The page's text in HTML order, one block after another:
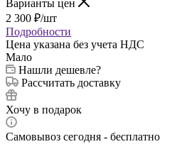
Варианты цен
2 300 ₽/шт
Подробности
Цена указана без учета НДС
Мало
Нашли дешевле?
Рассчитать доставку
Хочу в подарок
Самовывоз сегодня - бесплатно